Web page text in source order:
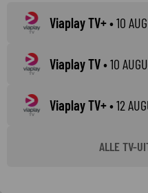
Viaplay TV+•10
Viaplay TV•10
Viaplay TV+•12
ALLE TV-